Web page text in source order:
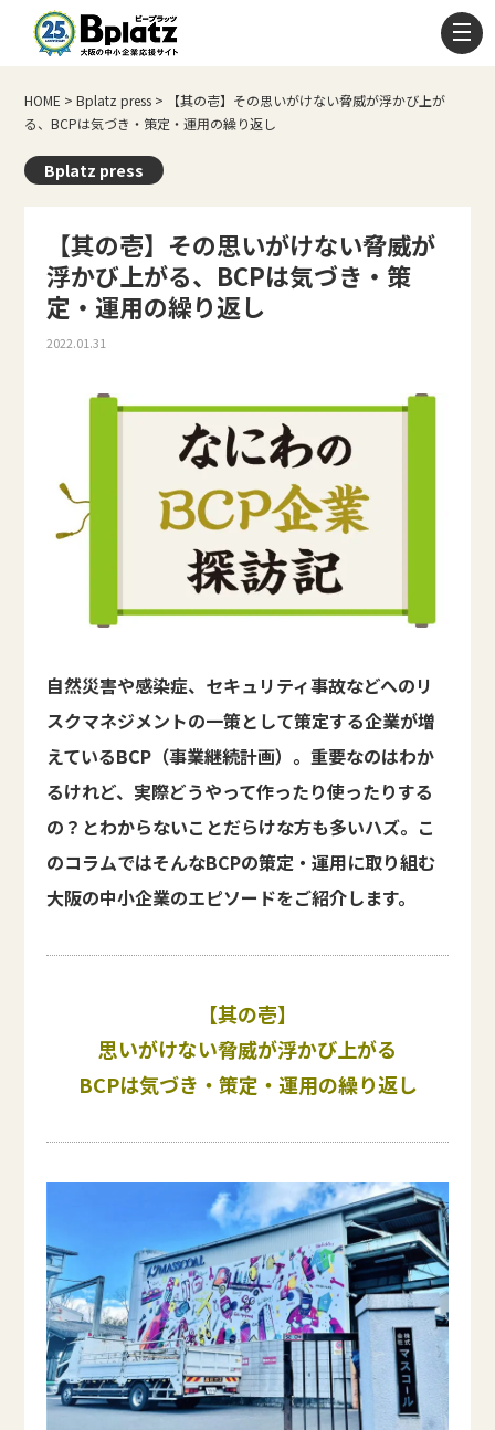
HOME >Bplatz press >
【其の壱】その思いがけない脅威が浮かび上が
る、BCPは気づき・策定・運用の繰り返し
Bplatz press
【其の壱】その思いがけない脅威が
浮かび上がる、BCPは気づき・策
定・運用の繰り返し
2022.01.31
自然災害や感染症、セキュリティ事故などへのリ
スクマネジメントの一策として策定する企業が増
えているBCP（事業継続計画）。重要なのはわか
るけれど、実際どうやって作ったり使ったりする
の？とわからないことだらけな方も多いハズ。こ
のコラムではそんなBCPの策定・運用に取り組む
大阪の中小企業のエピソードをご紹介します。
【其の壱】
思いがけない脅威が浮かび上がる
BCPは気づき・策定・運用の繰り返し